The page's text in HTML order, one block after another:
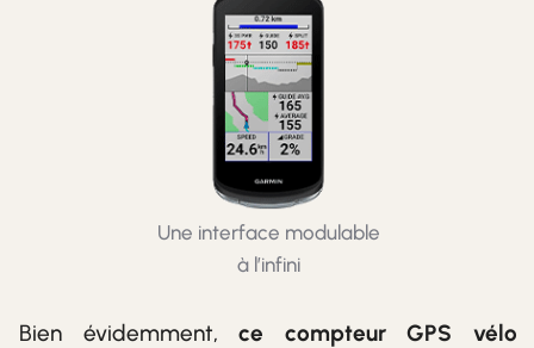
Une interface modulable
à l’infini
Bien évidemment,ce compteur GPS vélo